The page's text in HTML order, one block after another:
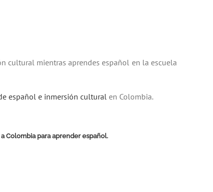
cultural mientras aprendes español en la escuela
español e inmersión cultural en Colombia.
Colombia para aprender español.